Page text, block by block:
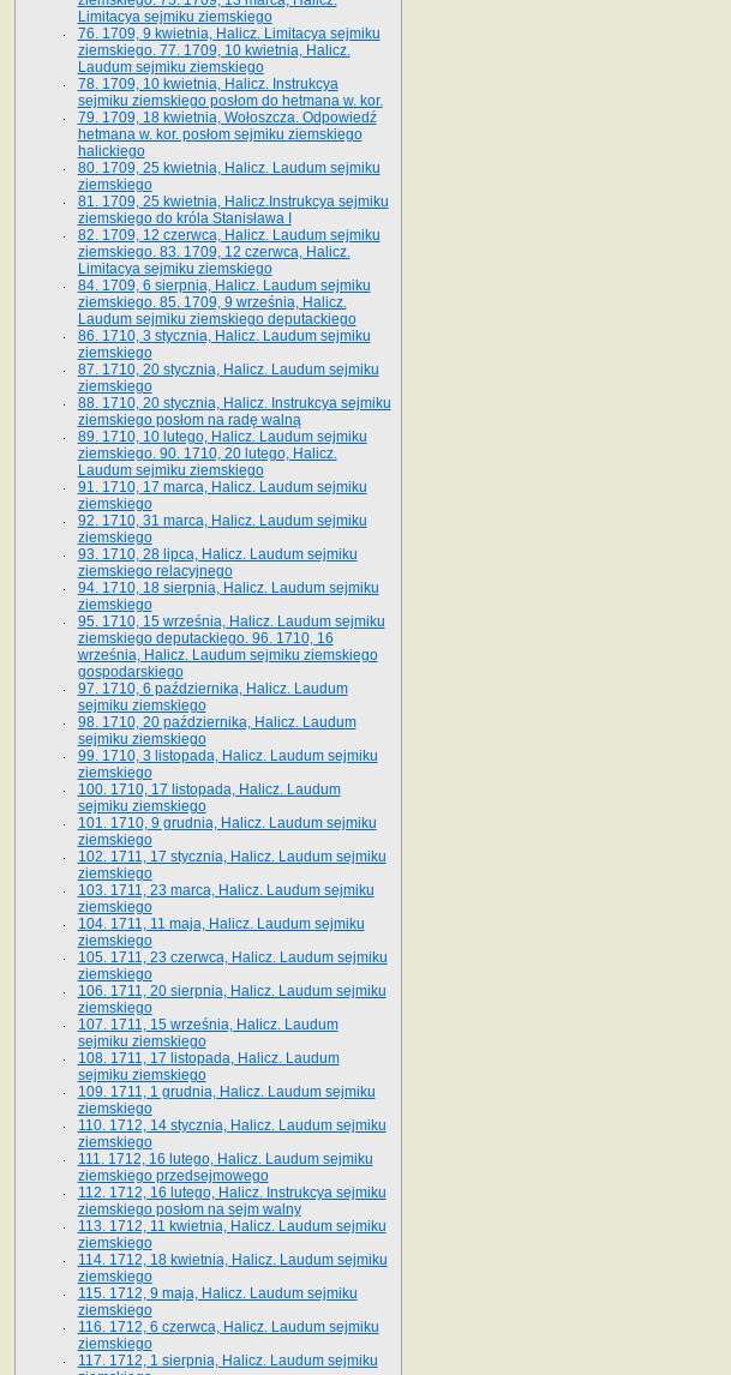
Limitacya sejmiku ziemskiego
76. 1709, 9 kwietnia, Halicz. Limitacya sejmiku
ziemskiego. 77. 1709, 10 kwietnia, Halicz.
Laudum sejmiku ziemskiego
78. 1709, 10 kwietnia, Halicz. Instrukcya
sejmiku ziemskiego posłom do hetmana w. kor.
79. 1709, 18 kwietnia, Wołoszcza. Odpowiedź
hetmana w. kor. posłom sejmiku ziemskiego
halickiego
80. 1709, 25 kwietnia, Halicz. Laudum sejmiku
ziemskiego
81. 1709, 25 kwietnia, Halicz.Instrukcya sejmiku
ziemskiego do króla Stanisława I
82. 1709, 12 czerwca, Halicz. Laudum sejmiku
ziemskiego. 83. 1709, 12 czerwca, Halicz.
Limitacya sejmiku ziemskiego
84. 1709, 6 sierpnia, Halicz. Laudum sejmiku
ziemskiego. 85. 1709, 9 września, Halicz.
Laudum sejmiku ziemskiego deputackiego
86. 1710, 3 stycznia, Halicz. Laudum sejmiku
ziemskiego
87. 1710, 20 stycznia, Halicz. Laudum sejmiku
ziemskiego
88. 1710, 20 stycznia, Halicz. Instrukcya sejmiku
ziemskiego posłom na radę walną
89. 1710, 10 lutego, Halicz. Laudum sejmiku
ziemskiego. 90. 1710, 20 lutego, Halicz.
Laudum sejmiku ziemskiego
91. 1710, 17 marca, Halicz. Laudum sejmiku
ziemskiego
92. 1710, 31 marca, Halicz. Laudum sejmiku
ziemskiego
93. 1710, 28 lipca, Halicz. Laudum sejmiku
ziemskiego relacyjnego
94. 1710, 18 sierpnia, Halicz. Laudum sejmiku
ziemskiego
95. 1710, 15 września, Halicz. Laudum sejmiku
ziemskiego deputackiego. 96. 1710, 16
września, Halicz. Laudum sejmiku ziemskiego
gospodarskiego
97. 1710, 6 października, Halicz. Laudum
sejmiku ziemskiego
98. 1710, 20 października, Halicz. Laudum
sejmiku ziemskiego
99. 1710, 3 listopada, Halicz. Laudum sejmiku
ziemskiego
100. 1710, 17 listopada, Halicz. Laudum
sejmiku ziemskiego
101. 1710, 9 grudnia, Halicz. Laudum sejmiku
ziemskiego
102. 1711, 17 stycznia, Halicz. Laudum sejmiku
ziemskiego
103. 1711, 23 marca, Halicz. Laudum sejmiku
ziemskiego
104. 1711, 11 maja, Halicz. Laudum sejmiku
ziemskiego
105. 1711, 23 czerwca, Halicz. Laudum sejmiku
ziemskiego
106. 1711, 20 sierpnia, Halicz. Laudum sejmiku
ziemskiego
107. 1711, 15 września, Halicz. Laudum
sejmiku ziemskiego
108. 1711, 17 listopada, Halicz. Laudum
sejmiku ziemskiego
109. 1711, 1 grudnia, Halicz. Laudum sejmiku
ziemskiego
110. 1712, 14 stycznia, Halicz. Laudum sejmiku
ziemskiego
111. 1712, 16 lutego, Halicz. Laudum sejmiku
ziemskiego przedsejmowego
112. 1712, 16 lutego, Halicz. Instrukcya sejmiku
ziemskiego posłom na sejm walny
113. 1712, 11 kwietnia, Halicz. Laudum sejmiku
ziemskiego
114. 1712, 18 kwietnia, Halicz. Laudum sejmiku
ziemskiego
115. 1712, 9 maja, Halicz. Laudum sejmiku
ziemskiego
116. 1712, 6 czerwca, Halicz. Laudum sejmiku
ziemskiego
117. 1712, 1 sierpnia, Halicz. Laudum sejmiku